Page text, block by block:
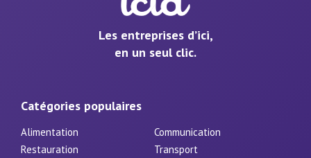
Les entreprises d’ici,
en un seul clic.
Catégories populaires
Alimentation
Communication
Restauration
Transport